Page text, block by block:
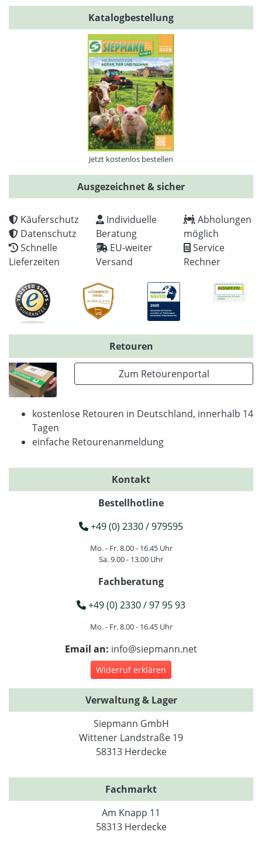
Katalogbestellung
Jetzt kostenlos bestellen
Ausgezeichnet & sicher
Käuferschutz
Datenschutz
Schnelle
Lieferzeiten
Individuelle
Beratung
EU-weiter
Versand
Abholungen
möglich
Service
Rechner
Retouren
Zum Retourenportal
kostenlose Retouren in Deutschland, innerhalb 14
Tagen
einfache Retourenanmeldung
Kontakt
Bestellhotline
+49 (0) 2330 / 979595
Mo. - Fr. 8.00 - 16.45 Uhr
Sa. 9.00 - 13.00 Uhr
Fachberatung
+49 (0) 2330 / 97 95 93
Mo. - Fr. 8.00 - 16.45 Uhr
Email an: info@siepmann.net
Widerruf erklären
Verwaltung & Lager
Siepmann GmbH
Wittener Landstraße 19
58313 Herdecke
Fachmarkt
Am Knapp 11
58313 Herdecke